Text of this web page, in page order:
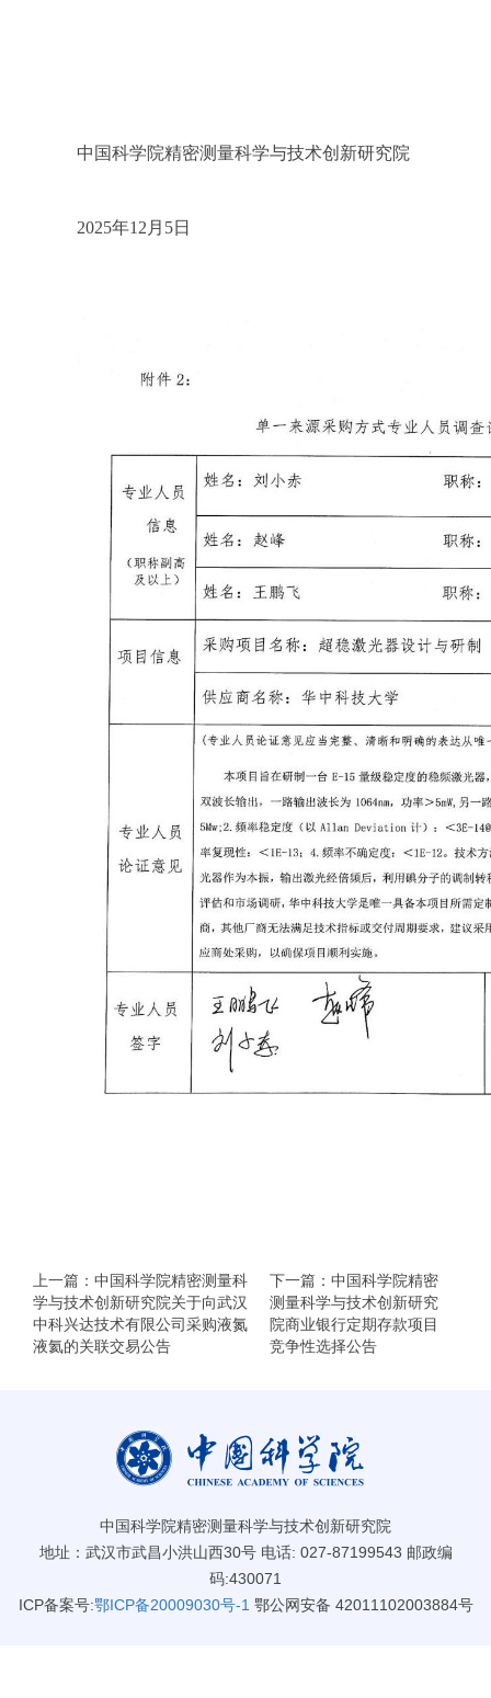
中国科学院精密测量科学与技术创新研究院
2025年12月5日
上一篇：中国科学院精密测量科
学与技术创新研究院关于向武汉
中科兴达技术有限公司采购液氮
液氦的关联交易公告
下一篇：中国科学院精密
测量科学与技术创新研究
院商业银行定期存款项目
竞争性选择公告
中国科学院精密测量科学与技术创新研究院
地址：武汉市武昌小洪山西30号 电话: 027-87199543 邮政编
码:430071
ICP备案号:鄂ICP备20009030号-1 鄂公网安备 42011102003884号